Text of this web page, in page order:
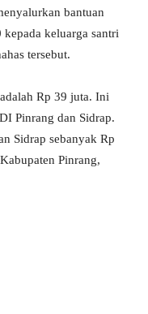
bantuan
keluarga santri
tersebut.
Rp 39 juta. Ini
Pinrang dan Sidrap.
Sidrap sebanyak Rp
Pinrang,